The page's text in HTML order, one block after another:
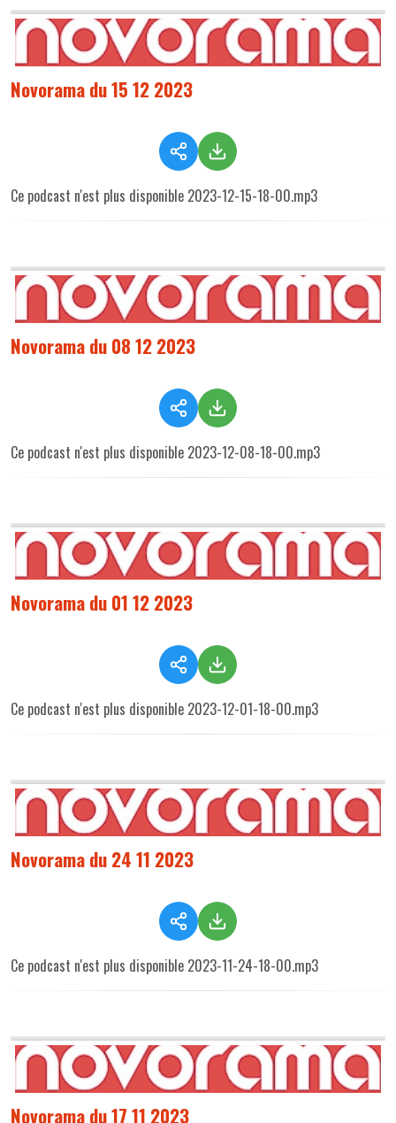
Novorama du 15 12 2023
Ce podcast n'est plus disponible 2023-12-15-18-00.mp3
Novorama du 08 12 2023
Ce podcast n'est plus disponible 2023-12-08-18-00.mp3
Novorama du 01 12 2023
Ce podcast n'est plus disponible 2023-12-01-18-00.mp3
Novorama du 24 11 2023
Ce podcast n'est plus disponible 2023-11-24-18-00.mp3
Novorama du 17 11 2023